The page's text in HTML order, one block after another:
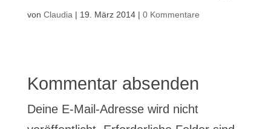
von Claudia | 19. März 2014| 0 Kommentare
Kommentar absenden
Deine E-Mail-Adresse wird nicht